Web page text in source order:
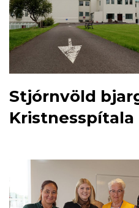
Stjórnvöld
Kristnesspítala